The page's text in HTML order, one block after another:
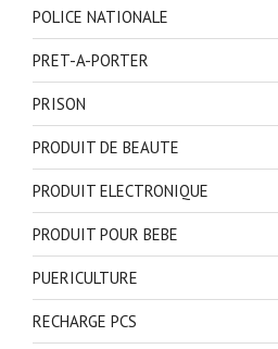
POLICE NATIONALE
PRET-A-PORTER
PRISON
PRODUIT DE BEAUTE
PRODUIT ELECTRONIQUE
PRODUIT POUR BEBE
PUERICULTURE
RECHARGE PCS